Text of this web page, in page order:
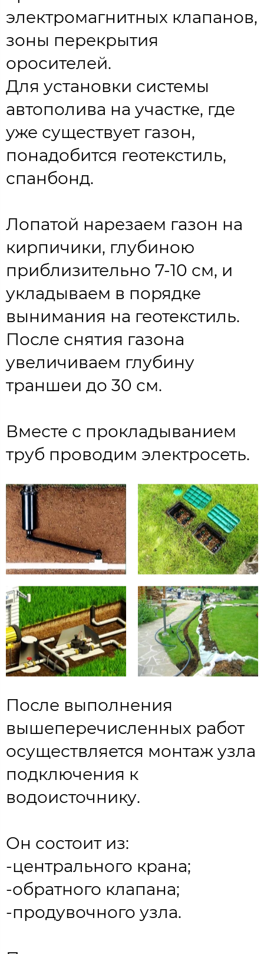
электромагнитных клапанов,
зоны перекрытия
оросителей.
Для установки системы
автополива на участке, где
уже существует газон,
понадобится геотекстиль,
спанбонд.
Лопатой нарезаем газон на
кирпичики, глубиною
приблизительно 7-10 см, и
укладываем в порядке
вынимания на геотекстиль.
После снятия газона
увеличиваем глубину
траншеи до 30 см.
Вместе с прокладыванием
труб проводим электросеть.
После выполнения
вышеперечисленных работ
осуществляется монтаж узла
подключения к
водоисточнику.
Он состоит из:
-центрального крана;
-обратного клапана;
-продувочного узла.